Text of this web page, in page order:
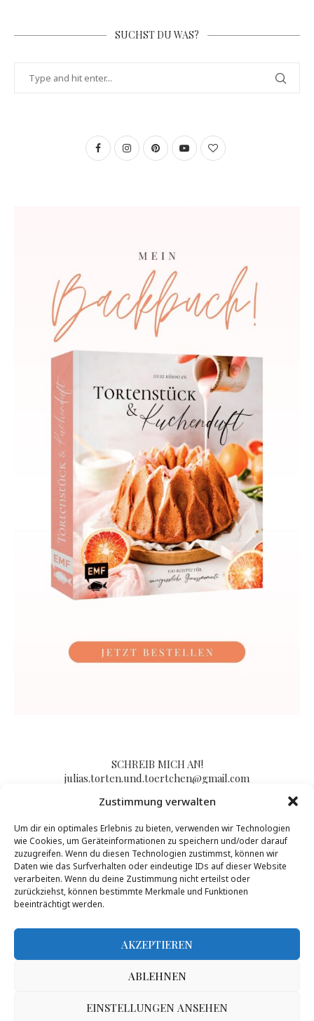
Zustimmung verwalten
Um dir ein optimales Erlebnis zu bieten, verwenden wir Technologien
wie Cookies, um Geräteinformationen zu speichern und/oder darauf
zuzugreifen. Wenn du diesen Technologien zustimmst, können wir
Daten wie das Surfverhalten oder eindeutige IDs auf dieser Website
verarbeiten. Wenn du deine Zustimmung nicht erteilst oder
zurückziehst, können bestimmte Merkmale und Funktionen
beeinträchtigt werden.
AKZEPTIEREN
ABLEHNEN
EINSTELLUNGEN ANSEHEN
SUCHST DU WAS?
SCHREIB MICH AN!
julias.torten.und.toertchen@gmail.com
Impressum/Kontakt & Datenschutzerklärung
Inhalte dieser Seite dürfen von Dritten nur nach Genehmigung durch Julias
@2017 - PenciDesign. All Right Reserved. Designed and Developed by
PenciDesign